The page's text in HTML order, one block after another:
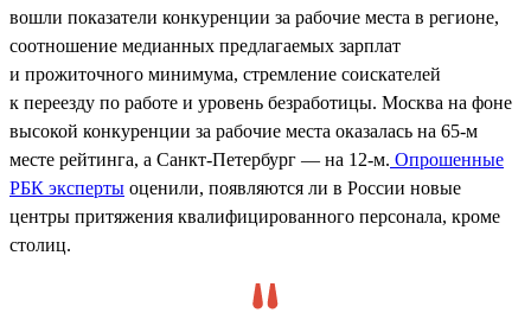
вошли показатели конкуренции за рабочие места в регионе,
соотношение медианных предлагаемых зарплат
и прожиточного минимума, стремление соискателей
к переезду по работе и уровень безработицы. Москва на фоне
высокой конкуренции за рабочие места оказалась на 65-м
месте рейтинга, а Санкт-Петербург — на 12-м. Опрошенные
РБК эксперты оценили, появляются ли в России новые
центры притяжения квалифицированного персонала, кроме
столиц.